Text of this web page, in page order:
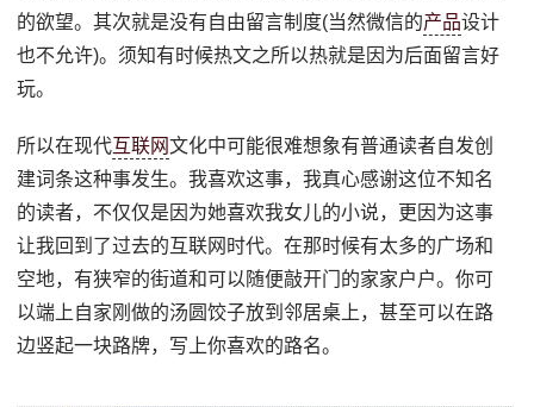
的欲望。其次就是没有自由留言制度(当然微信的产品设计
也不允许)。须知有时候热文之所以热就是因为后面留言好
玩。
所以在现代互联网文化中可能很难想象有普通读者自发创
建词条这种事发生。我喜欢这事，我真心感谢这位不知名
的读者，不仅仅是因为她喜欢我女儿的小说，更因为这事
让我回到了过去的互联网时代。在那时候有太多的广场和
空地，有狭窄的街道和可以随便敲开门的家家户户。你可
以端上自家刚做的汤圆饺子放到邻居桌上，甚至可以在路
边竖起一块路牌，写上你喜欢的路名。